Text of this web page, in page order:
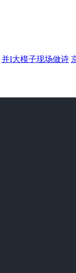
并I大模子现场做诗